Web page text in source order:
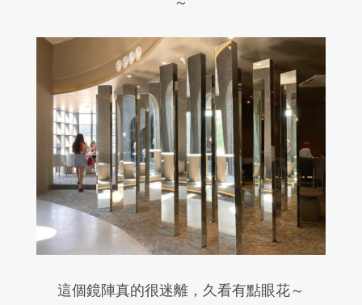
這個鏡陣真的很迷離，久看有點眼花～